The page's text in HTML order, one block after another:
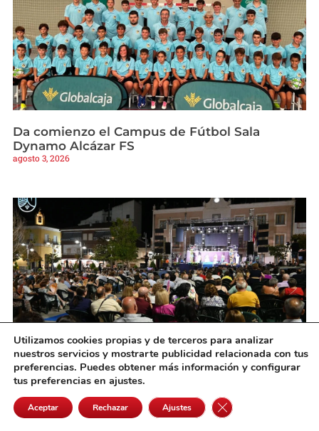
Da comienzo el Campus de Fútbol Sala
Dynamo Alcázar FS
agosto 3, 2026
Socuéllamos da la bienvenida a su Feria y
Fiestas 2026 con una noche de pregón,
tradición y música
agosto 3, 2026
Utilizamos cookies propias y de terceros para analizar
nuestros servicios y mostrarte publicidad relacionada con tus
preferencias. Puedes obtener más información y configurar
tus preferencias en ajustes.
Aceptar Rechazar Ajustes Cerrar el banner de